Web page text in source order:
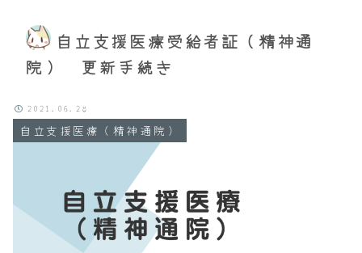
自立支援医療受給者証（精神通
院） 更新手続き
自立支援医療（精神通院）
2021.06.28